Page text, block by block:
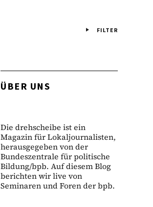
FILTER
ÜBER UNS
Die drehscheibe ist ein
Magazin für Lokaljournalisten,
herausgegeben von der
Bundeszentrale für politische
Bildung/bpb. Auf diesem Blog
berichten wir live von
Seminaren und Foren der bpb.